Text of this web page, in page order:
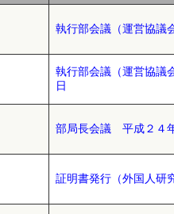
執行部会議（運営協議
執行部会議（運営協議
日
部局長会議 平成２４
証明書発行（外国人研